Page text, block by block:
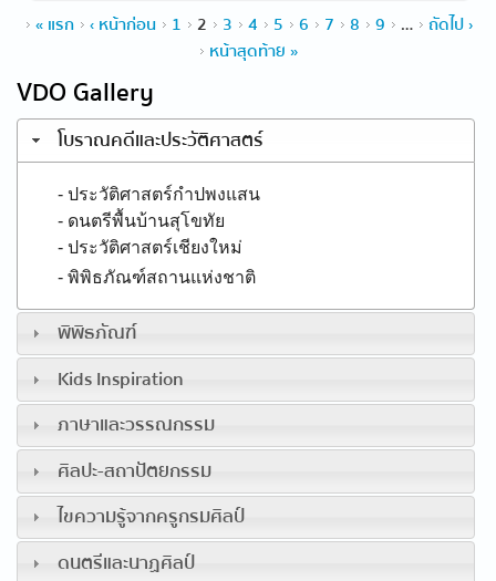
Pages
« แรก ‹ หน้าก่อน 1 2 3 4 5 6 7 8 9 …
ถัดไป ›
หน้าสุดท้าย »
VDO Gallery
โบราณคดีและประวัติศาสตร์
- ประวัติศาสตร์กำปพงแสน
- ดนตรีพื้นบ้านสุโขทัย
- ประวัติศาสตร์เชียงใหม่
- พิพิธภัณฑ์สถานแห่งชาติ
พิพิธภัณฑ์
Kids Inspiration
ภาษาและวรรณกรรม
ศิลปะ-สถาปัตยกรรม
ไขความรู้จากครูกรมศิลป์
ดนตรีและนาฏศิลป์